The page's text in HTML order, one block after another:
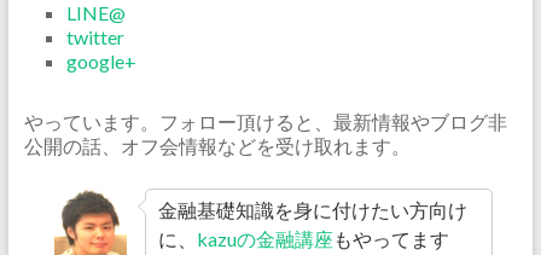
LINE@
twitter
google+
やっています。フォロー頂けると、最新情報やブログ非
公開の話、オフ会情報などを受け取れます。
金融基礎知識を身に付けたい方向け
に、 kazuの金融講座 もやってます